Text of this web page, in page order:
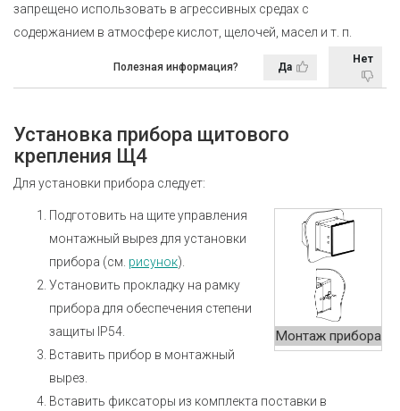
запрещено использовать в агрессивных средах с
содержанием в атмосфере кислот, щелочей, масел и т. п.
Полезная информация? Да
Нет
Установка прибора щитового
крепления Щ4
Для установки прибора следует:
Монтаж прибора
Подготовить на щите управления
монтажный вырез для установки
прибора (см. рисунок).
Установить прокладку на рамку
прибора для обеспечения степени
защиты IP54.
Вставить прибор в монтажный
вырез.
Вставить фиксаторы из комплекта поставки в